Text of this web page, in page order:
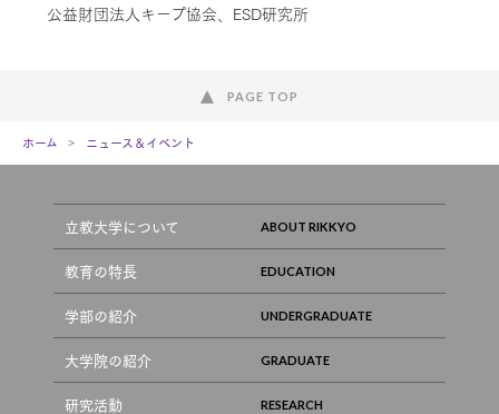
公益財団法人キープ協会、ESD研究所
PAGE TOP
ホーム ニュース＆イベント
立教大学について
教育の特長
学部の紹介
大学院の紹介
研究活動